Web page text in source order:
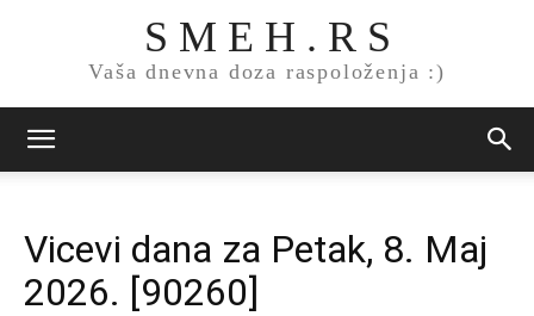
S M E H . R S
Vaša dnevna doza raspoloženja :)
Vicevi dana za Petak, 8. Maj
2026. [90260]